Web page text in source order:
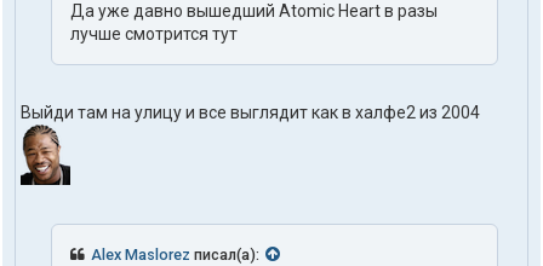
Да уже давно вышедший Atomic Heart в разы
лучше смотрится тут
Выйди там на улицу и все выглядит как в халфе2 из 2004
Alex Maslorez писал(а):